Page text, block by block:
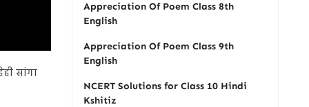
सांगा
Appreciation Of Poem Class 8th
English
Appreciation Of Poem Class 9th
English
NCERT Solutions for Class 10 Hindi
Kshitiz